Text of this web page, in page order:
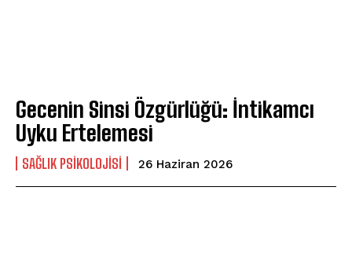
Gecenin Sinsi Özgürlüğü: İntikamcı
Uyku Ertelemesi
SAĞLIK PSIKOLOJISI 26 Haziran 2026